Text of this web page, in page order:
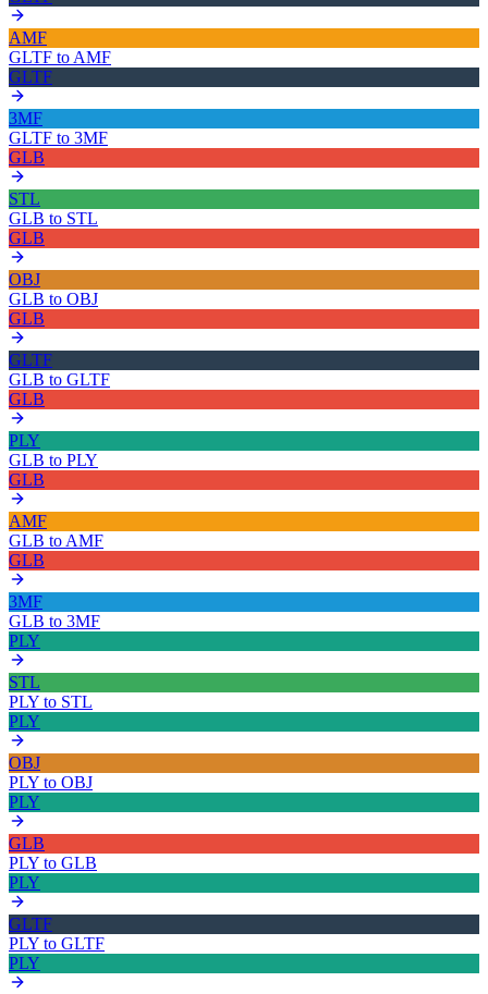
AMF
GLTF to AMF
GLTF
3MF
GLTF to 3MF
GLB
STL
GLB to STL
GLB
OBJ
GLB to OBJ
GLB
GLTF
GLB to GLTF
GLB
PLY
GLB to PLY
GLB
AMF
GLB to AMF
GLB
3MF
GLB to 3MF
PLY
STL
PLY to STL
PLY
OBJ
PLY to OBJ
PLY
GLB
PLY to GLB
PLY
GLTF
PLY to GLTF
PLY